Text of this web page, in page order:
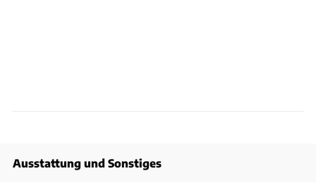
Ausstattung und Sonstiges